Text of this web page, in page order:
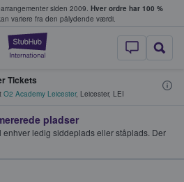
siden 2009. Hver ordre har 100 %
variere fra den pålydende værdi.
StubHub - Hvor
billetter
Tickets
O2 Academy Leicester, Leicester, LEI
pladser
ledig siddeplads eller ståplads. Der